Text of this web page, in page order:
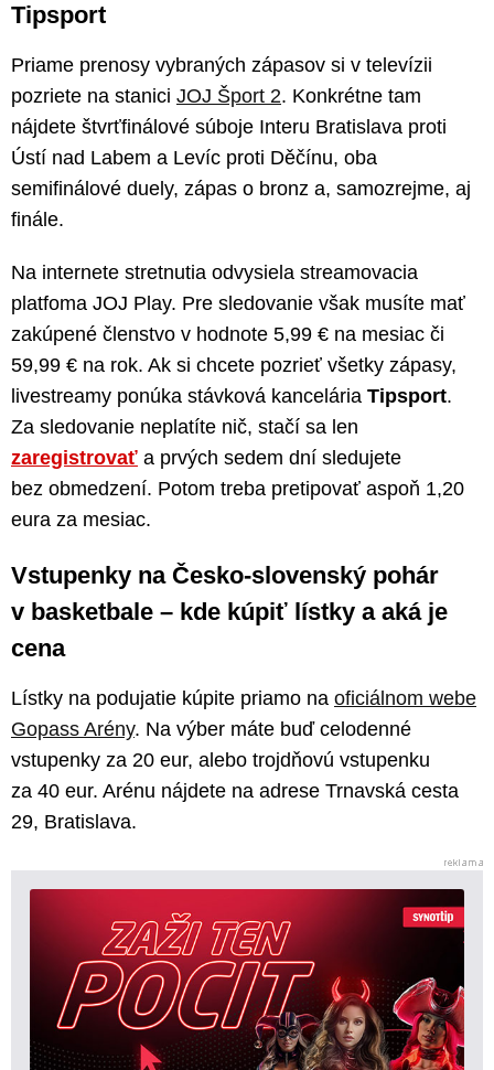
Tipsport
Priame prenosy vybraných zápasov si v televízii
pozriete na stanici JOJ Šport 2. Konkrétne tam
nájdete štvrťfinálové súboje Interu Bratislava proti
Ústí nad Labem a Levíc proti Děčínu, oba
semifinálové duely, zápas o bronz a, samozrejme, aj
finále.
Na internete stretnutia odvysiela streamovacia
platfoma JOJ Play. Pre sledovanie však musíte mať
zakúpené členstvo v hodnote 5,99 € na mesiac či
59,99 € na rok. Ak si chcete pozrieť všetky zápasy,
livestreamy ponúka stávková kancelária Tipsport.
Za sledovanie neplatíte nič, stačí sa len
zaregistrovať a prvých sedem dní sledujete
bez obmedzení. Potom treba pretipovať aspoň 1,20
eura za mesiac.
Vstupenky na Česko-slovenský pohár
v basketbale – kde kúpiť lístky a aká je
cena
Lístky na podujatie kúpite priamo na oficiálnom webe
Gopass Arény. Na výber máte buď celodenné
vstupenky za 20 eur, alebo trojdňovú vstupenku
za 40 eur. Arénu nájdete na adrese Trnavská cesta
29, Bratislava.